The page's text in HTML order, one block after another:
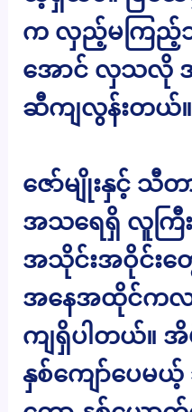
က လှည့်မကြည့်
အောင် လှသလို
ဆီကျလွန်းတယ်။
ဇော်မျိုးနှင့်
အသရေရှိ လူကြီ
အသိုင်းအဝိုင်း
အနေအထိုင်ကလ
ကျရှိပါတယ်။
နှစ်ကျော်ပေမယ့်